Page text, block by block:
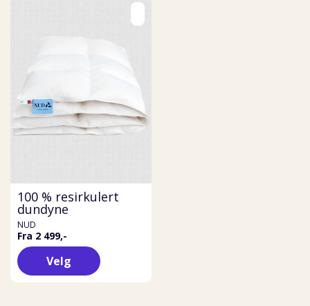
100 % resirkulert
dundyne
NUD
Fra 2 499,-
Velg